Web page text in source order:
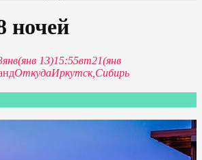
ночей
янв(янв 13)15:55вт21(янв
ОткудаИркутск, Сибирь